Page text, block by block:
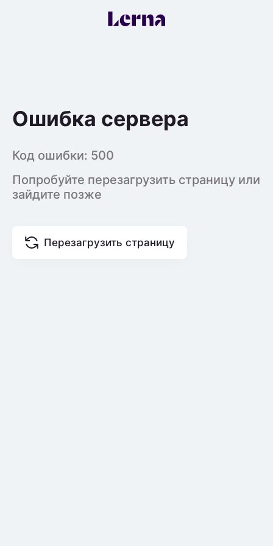
Ошибка сервера
Код ошибки: 500
Попробуйте перезагрузить страницу или
зайдите позже
Перезагрузить страницу